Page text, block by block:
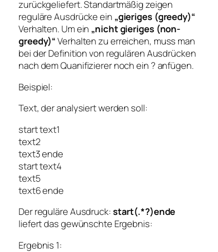
zurückgeliefert. Standartmäßig zeigen
reguläre Ausdrücke ein „gieriges (greedy)“
Verhalten. Um ein „nicht gieriges (non-
greedy)“Verhalten zu erreichen, muss man
bei der Definition von regulären Ausdrücken
nach dem Quanifizierer noch ein ? anfügen.
Beispiel:
Text, der analysiert werden soll:
start text1
text2
text3 ende
start text4
text5
text6 ende
Der reguläre Ausdruck:start(.*?)ende
liefert das gewünschte Ergebnis:
Ergebnis 1: